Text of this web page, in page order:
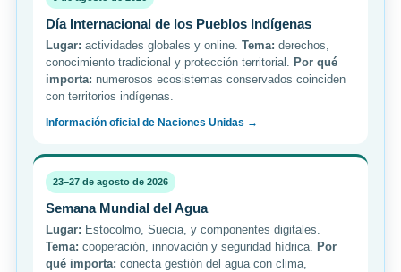
Día Internacional de los Pueblos Indígenas
Lugar: actividades globales y online. Tema: derechos,
conocimiento tradicional y protección territorial. Por qué
importa: numerosos ecosistemas conservados coinciden
con territorios indígenas.
Información oficial de Naciones Unidas →
23–27 de agosto de 2026
Semana Mundial del Agua
Lugar: Estocolmo, Suecia, y componentes digitales.
Tema: cooperación, innovación y seguridad hídrica. Por
qué importa: conecta gestión del agua con clima,